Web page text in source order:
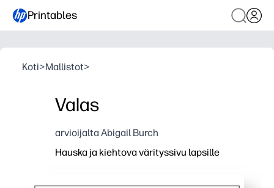
Printables
Koti>Mallistot>
Valas
arvioijalta Abigail Burch
Hauska ja kiehtova värityssivu lapsille